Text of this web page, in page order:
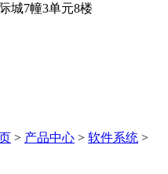
城7幢3单元8楼
> 产品中心 > 软件系统 >